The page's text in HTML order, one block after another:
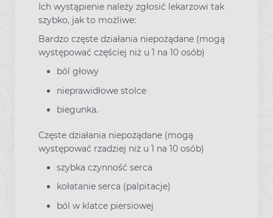
Ich wystąpienie należy zgłosić lekarzowi tak
szybko, jak to możliwe:
Bardzo częste działania niepożądane (mogą
występować częściej niż u 1 na 10 osób)
ból głowy
nieprawidłowe stolce
biegunka.
Częste działania niepożądane (mogą
występować rzadziej niż u 1 na 10 osób)
szybka czynność serca
kołatanie serca (palpitacje)
ból w klatce piersiowej